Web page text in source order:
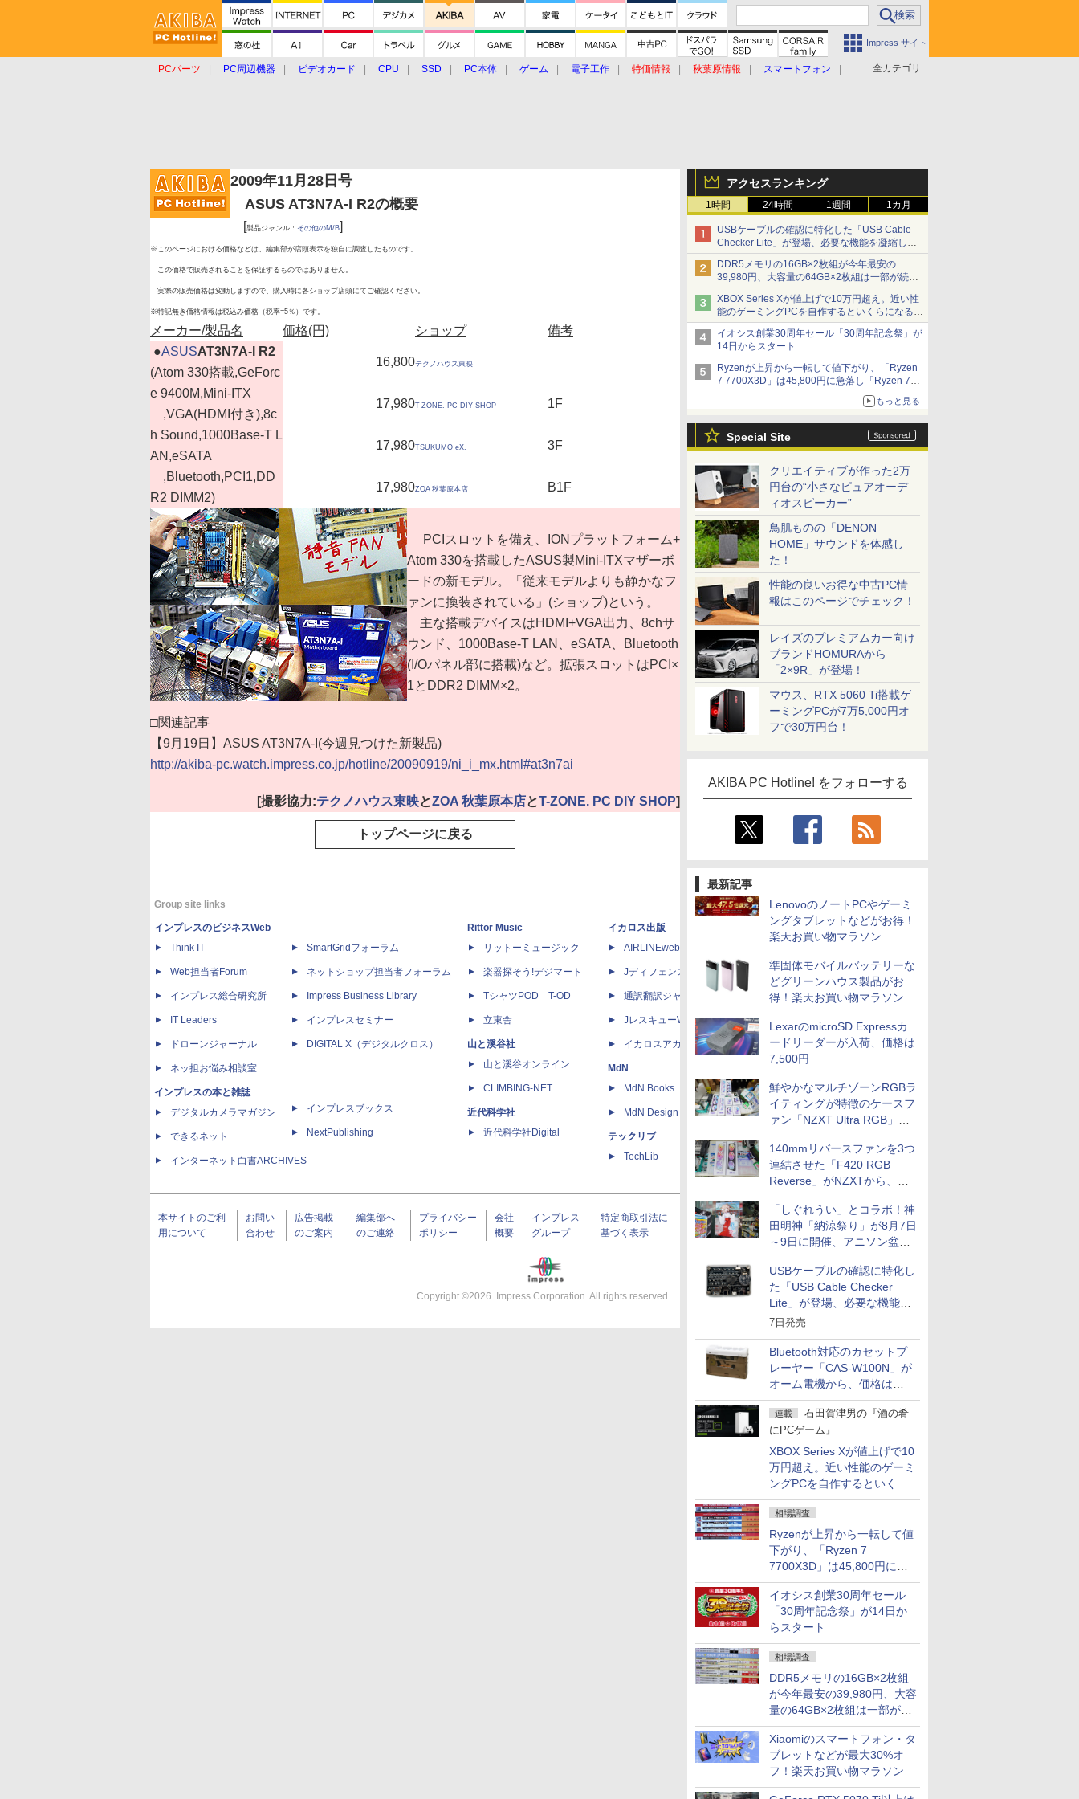
Impress サイト
全カテゴリ
PCパーツ PC周辺機器 ビデオカード CPU SSD PC本体 ゲーム 電子工作 特価情報 秋葉原情報
スマートフォン
アクセスランキング
1時間 24時間 1週間 1カ月
USBケーブルの確認に特化した「USB Cable
Checker Lite」が登場、必要な機能を凝縮しコ
ンパクトに 7日発売
DDR5メモリの16GB×2枚組が今年最安の
39,980円、大容量の64GB×2枚組は一部が続騰
[8月前半のメモリ価格]
XBOX Series Xが値上げで10万円超え。近い性
能のゲーミングPCを自作するといくらになる？
【石田賀津男の『酒の肴にPCゲーム』】
イオシス創業30周年セール「30周年記念祭」が
14日からスタート
Ryzenが上昇から一転して値下がり、「Ryzen
7 7700X3D」は45,800円に急落し「Ryzen 7
7800X3D」との価格逆転解消 [8月前半のCPU
もっと見る
Special Site
クリエイティブが作った2万
円台の“小さなピュアオーデ
ィオスピーカー”
鳥肌ものの「DENON
HOME」サウンドを体感し
た！
性能の良いお得な中古PC情
報はこのページでチェック！
レイズのプレミアムカー向け
ブランドHOMURAから
「2×9R」が登場！
マウス、RTX 5060 Ti搭載ゲ
ーミングPCが7万5,000円オ
フで30万円台！
AKIBA PC Hotline! をフォローする
最新記事
LenovoのノートPCやゲーミ
ングタブレットなどがお得！
楽天お買い物マラソン
準固体モバイルバッテリーな
どグリーンハウス製品がお
得！楽天お買い物マラソン
LexarのmicroSD Expressカ
ードリーダーが入荷、価格は
7,500円
鮮やかなマルチゾーンRGBラ
イティングが特徴のケースフ
ァン「NZXT Ultra RGB」が
発売、計8製品
140mmリバースファンを3つ
連結させた「F420 RGB
Reverse」がNZXTから、単
一フレーム採用
「しぐれうい」とコラボ！神
田明神「納涼祭り」が8月7日
～9日に開催、アニソン盆踊
りや屋台グルメなどもあり
USBケーブルの確認に特化し
た「USB Cable Checker
Lite」が登場、必要な機能を
凝縮しコンパクトに
7日発売
Bluetooth対応のカセットプ
レーヤー「CAS-W100N」が
オーム電機から、価格は
5,940円
連載
石田賀津男の『酒の肴
にPCゲーム』
XBOX Series Xが値上げで10
万円超え。近い性能のゲーミ
ングPCを自作するといくら
になる？
相場調査
Ryzenが上昇から一転して値
下がり、「Ryzen 7
7700X3D」は45,800円に急
落し「Ryzen 7 7800X3D」
との価格逆転解消 [8月前半の
CPU価格]
イオシス創業30周年セール
「30周年記念祭」が14日か
らスタート
相場調査
DDR5メモリの16GB×2枚組
が今年最安の39,980円、大容
量の64GB×2枚組は一部が続
騰 [8月前半のメモリ価格]
Xiaomiのスマートフォン・タ
ブレットなどが最大30%オ
フ！楽天お買い物マラソン
2009年11月28日号
ASUS AT3N7A-I R2の概要
[製品ジャンル： その他のM/B]
※このページにおける価格などは、編集部が店頭表示を独自に調査したものです。
この価格で販売されることを保証するものではありません。
実際の販売価格は変動しますので、購入時に各ショップ店頭にてご確認ください。
※特記無き価格情報は税込み価格（税率=5％）です。
メーカー/製品名 価格(円) ショップ
備考
●ASUSAT3N7A-I R2
(Atom 330搭載,GeForc
e 9400M,Mini-ITX
,VGA(HDMI付き),8c
h Sound,1000Base-T L
AN,eSATA
,Bluetooth,PCI1,DD
R2 DIMM2)
16,800テクノハウス東映
17,980T-ZONE. PC DIY SHOP 1F
17,980TSUKUMO eX. 3F
17,980ZOA 秋葉原本店 B1F
PCIスロットを備え、IONプラットフォーム+
Atom 330を搭載したASUS製Mini-ITXマザーボ
ードの新モデル。「従来モデルよりも静かなフ
ァンに換装されている」(ショップ)という。
主な搭載デバイスはHDMI+VGA出力、8chサ
ウンド、1000Base-T LAN、eSATA、Bluetooth
(I/Oパネル部に搭載)など。拡張スロットはPCI×
1とDDR2 DIMM×2。
□関連記事
【9月19日】ASUS AT3N7A-I(今週見つけた新製品)
http://akiba-pc.watch.impress.co.jp/hotline/20090919/ni_i_mx.html#at3n7ai
[撮影協力:テクノハウス東映とZOA 秋葉原本店とT-ZONE. PC DIY SHOP]
トップページに戻る
Group site links
インプレスのビジネスWeb
Think IT
Web担当者Forum
インプレス総合研究所
IT Leaders
ドローンジャーナル
ネッ担お悩み相談室
インプレスの本と雑誌
デジタルカメラマガジン
できるネット
インターネット白書ARCHIVES
SmartGridフォーラム
ネットショップ担当者フォーラム
Impress Business Library
インプレスセミナー
DIGITAL X（デジタルクロス）
インプレスブックス
NextPublishing
Rittor Music
リットーミュージック
楽器探そう!デジマート
TシャツPOD T-OD
立東舎
山と溪谷社
山と溪谷オンライン
CLIMBING-NET
近代科学社
近代科学社Digital
イカロス出版
AIRLINEweb
Jディフェンスニュース
通訳翻訳ジャーナル
JレスキューWeb
イカロスアカデミー
MdN
MdN Books
MdN Design Interactive
テックリブ
TechLib
Comic curea
impress QuickBooks
PUBFUN
パブファンセルフ
IPGネットワーク
TシャツPOD pTa.shop
カスタム写真集POD fabli
tion
本サイトのご利
用について
お問い
合わせ
広告掲載
のご案内
編集部へ
のご連絡
プライバシー
ポリシー
会社
概要
インプレス
グループ
特定商取引法に
基づく表示
Copyright ©2026 Impress Corporation. All rights reserved.